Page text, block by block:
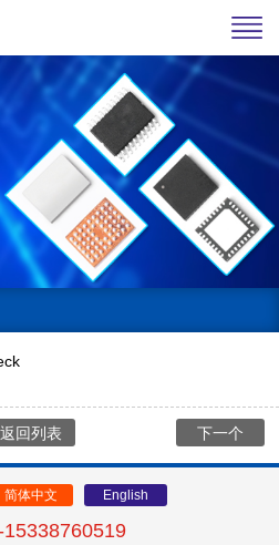
下一个
返回列表
简体中文 English